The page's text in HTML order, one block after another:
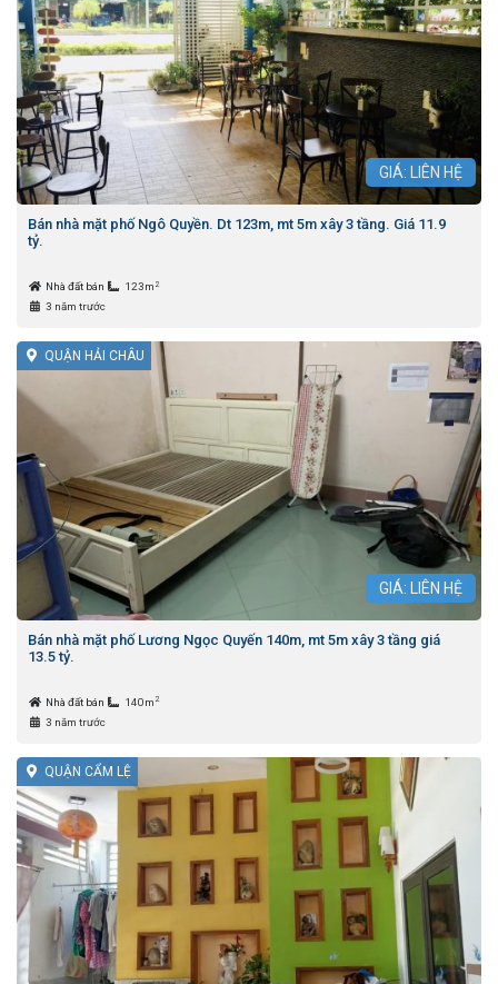
GIÁ: LIÊN HỆ
Bán nhà mặt phố Ngô Quyền. Dt 123m, mt 5m xây 3 tầng. Giá 11.9
tỷ.
Nhà đất bán 123m 2
3 năm trước
QUẬN HẢI CHÂU
GIÁ: LIÊN HỆ
Bán nhà mặt phố Lương Ngọc Quyến 140m, mt 5m xây 3 tầng giá
13.5 tỷ.
Nhà đất bán 140m 2
3 năm trước
QUẬN CẨM LỆ